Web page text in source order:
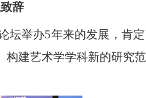
辞
举办5年来的发展，肯
建艺术学学科新的研究